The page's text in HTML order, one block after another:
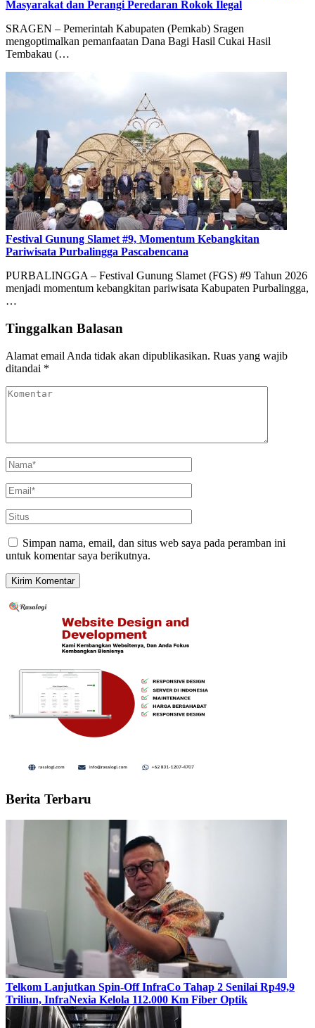
Masyarakat dan Perangi Peredaran Rokok Ilegal
SRAGEN – Pemerintah Kabupaten (Pemkab) Sragen
mengoptimalkan pemanfaatan Dana Bagi Hasil Cukai Hasil
Tembakau (…
Festival Gunung Slamet #9, Momentum Kebangkitan
Pariwisata Purbalingga Pascabencana
PURBALINGGA – Festival Gunung Slamet (FGS) #9 Tahun 2026
menjadi momentum kebangkitan pariwisata Kabupaten Purbalingga,
…
Tinggalkan Balasan
Alamat email Anda tidak akan dipublikasikan. Ruas yang wajib
ditandai *
Simpan nama, email, dan situs web saya pada peramban ini
untuk komentar saya berikutnya.
Berita Terbaru
Telkom Lanjutkan Spin-Off InfraCo Tahap 2 Senilai Rp49,9
Triliun, InfraNexia Kelola 112.000 Km Fiber Optik